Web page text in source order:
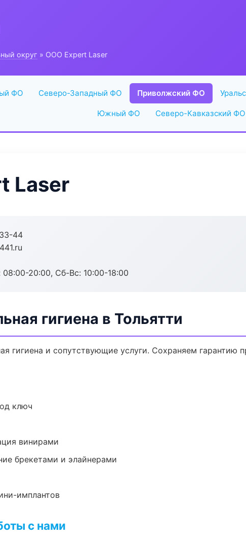
округ » ООО Expert Laser
ФО Северо-Западный ФО Приволжский ФО
Южный ФО Северо-Кавказский ФО
Laser
44
20:00, Сб-Вс: 10:00-18:00
гигиена в Тольятти
гигиена и сопутствующие услуги. Сохраняем гарантию
ключ
винирами
брекетами и элайнерами
имплантов
с нами